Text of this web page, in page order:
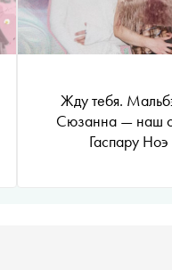
Жду тебя.
Сюзанна — наш
Гаспару Ноэ